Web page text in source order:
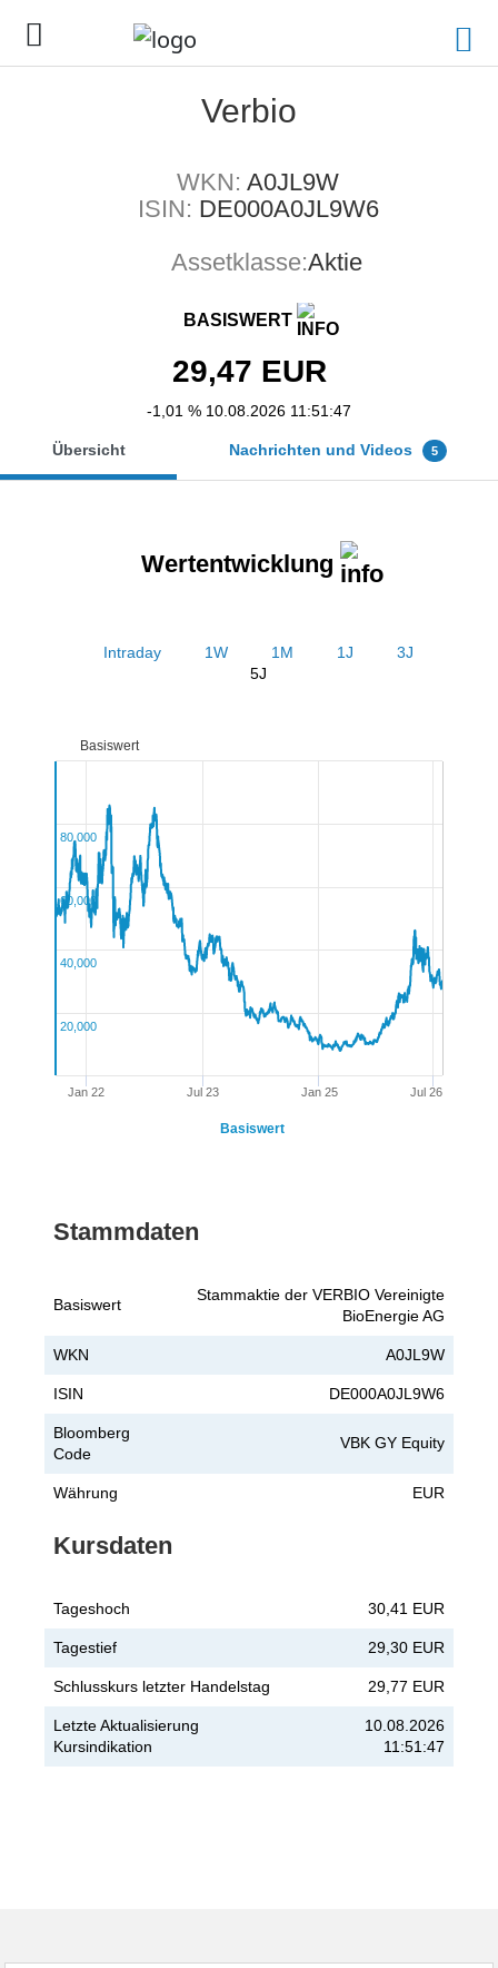
Verbio
WKN: A0JL9W
ISIN: DE000A0JL9W6
Assetklasse:Aktie
BASISWERT
29,47 EUR
-1,01 % 10.08.2026 11:51:47
Übersicht Nachrichten und Videos 5
Wertentwicklung
Intraday 1W 1M 1J
3J
5J
Jan 22 Jul 23 Jan 25 Jul 26
20,000
40,000
60,000
80,000
Basiswert
Basiswert
Stammdaten
Basiswert
Stammaktie der VERBIO Vereinigte
BioEnergie AG
WKN A0JL9W
ISIN DE000A0JL9W6
Bloomberg
Code
VBK GY Equity
Währung EUR
Kursdaten
Tageshoch 30,41 EUR
Tagestief 29,30 EUR
Schlusskurs letzter Handelstag 29,77 EUR
Letzte Aktualisierung
Kursindikation
10.08.2026
11:51:47